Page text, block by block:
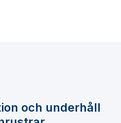
och underhåll